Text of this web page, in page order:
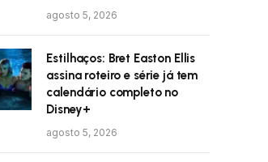
agosto 5, 2026
Estilhaços: Bret Easton Ellis
assina roteiro e série já tem
calendário completo no
Disney+
agosto 5, 2026